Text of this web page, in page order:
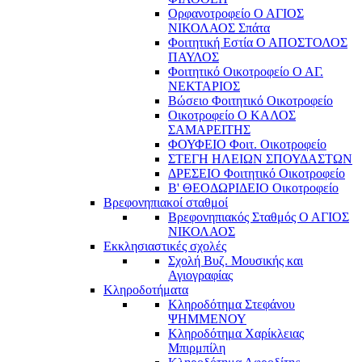
Ορφανοτροφείο Ο ΑΓΙΟΣ
ΝΙΚΟΛΑΟΣ Σπάτα
Φοιτητική Εστία Ο ΑΠΟΣΤΟΛΟΣ
ΠΑΥΛΟΣ
Φοιτητικό Οικοτροφείο Ο ΑΓ.
ΝΕΚΤΑΡΙΟΣ
Βώσειο Φοιτητικό Οικοτροφείο
Οικοτροφείο Ο ΚΑΛΟΣ
ΣΑΜΑΡΕΙΤΗΣ
ΦΟΥΦΕΙΟ Φοιτ. Οικοτροφείο
ΣΤΕΓΗ ΗΛΕΙΩΝ ΣΠΟΥΔΑΣΤΩΝ
ΔΡΕΣΕΙΟ Φοιτητικό Οικοτροφείο
Β' ΘΕΟΔΩΡΙΔΕΙΟ Οικοτροφείο
Βρεφονηπιακοί σταθμοί
Βρεφονηπιακός Σταθμός Ο ΑΓΙΟΣ
ΝΙΚΟΛΑΟΣ
Εκκλησιαστικές σχολές
Σχολή Βυζ. Μουσικής και
Αγιογραφίας
Κληροδοτήματα
Κληροδότημα Στεφάνου
ΨΗΜΜΕΝΟΥ
Κληροδότημα Χαρίκλειας
Μπιρμπίλη